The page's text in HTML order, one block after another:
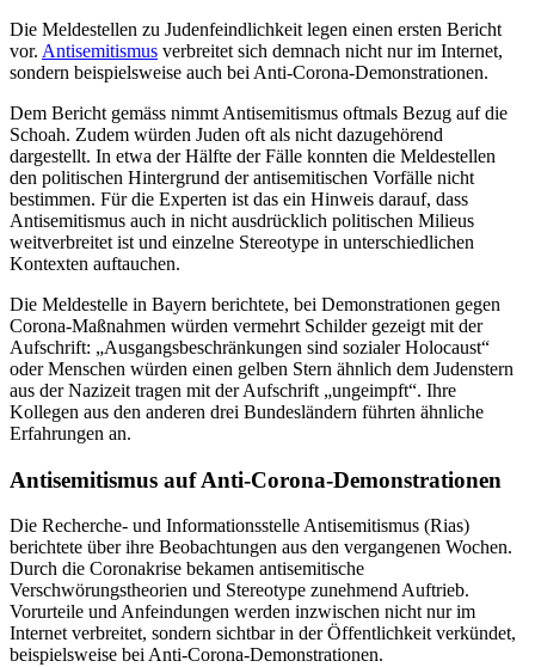
Die Meldestellen zu Judenfeindlichkeit legen einen ersten Bericht
vor. Antisemitismus verbreitet sich demnach nicht nur im Internet,
sondern beispielsweise auch bei Anti-Corona-Demonstrationen.
Dem Bericht gemäss nimmt Antisemitismus oftmals Bezug auf die
Schoah. Zudem würden Juden oft als nicht dazugehörend
dargestellt. In etwa der Hälfte der Fälle konnten die Meldestellen
den politischen Hintergrund der antisemitischen Vorfälle nicht
bestimmen. Für die Experten ist das ein Hinweis darauf, dass
Antisemitismus auch in nicht ausdrücklich politischen Milieus
weitverbreitet ist und einzelne Stereotype in unterschiedlichen
Kontexten auftauchen.
Die Meldestelle in Bayern berichtete, bei Demonstrationen gegen
Corona-Maßnahmen würden vermehrt Schilder gezeigt mit der
Aufschrift: „Ausgangsbeschränkungen sind sozialer Holocaust“
oder Menschen würden einen gelben Stern ähnlich dem Judenstern
aus der Nazizeit tragen mit der Aufschrift „ungeimpft“. Ihre
Kollegen aus den anderen drei Bundesländern führten ähnliche
Erfahrungen an.
Antisemitismus auf Anti-Corona-Demonstrationen
Die Recherche- und Informationsstelle Antisemitismus (Rias)
berichtete über ihre Beobachtungen aus den vergangenen Wochen.
Durch die Coronakrise bekamen antisemitische
Verschwörungstheorien und Stereotype zunehmend Auftrieb.
Vorurteile und Anfeindungen werden inzwischen nicht nur im
Internet verbreitet, sondern sichtbar in der Öffentlichkeit verkündet,
beispielsweise bei Anti-Corona-Demonstrationen.